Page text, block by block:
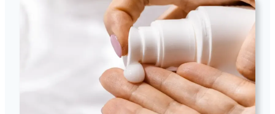
strandhåndklæde
til
saunaen?